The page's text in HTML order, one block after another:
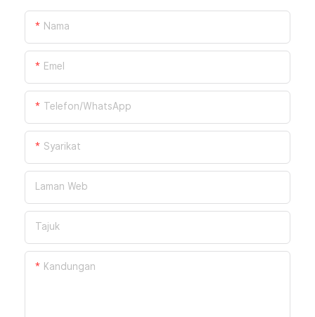
Nama
Emel
Telefon/WhatsApp
Syarikat
Laman Web
Tajuk
Kandungan